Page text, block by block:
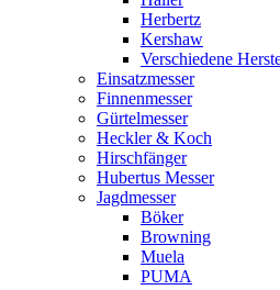
Herbertz
Kershaw
Verschiedene
Einsatzmesser
Finnenmesser
Gürtelmesser
Heckler & Koch
Hirschfänger
Hubertus Messer
Jagdmesser
Böker
Browning
Muela
PUMA